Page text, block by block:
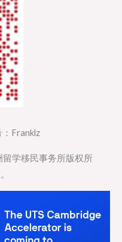
Franklz
学移民事务所版权所